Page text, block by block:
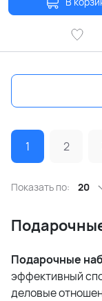
1 2
Показать по: 20
Подарочные
эффективный
деловые